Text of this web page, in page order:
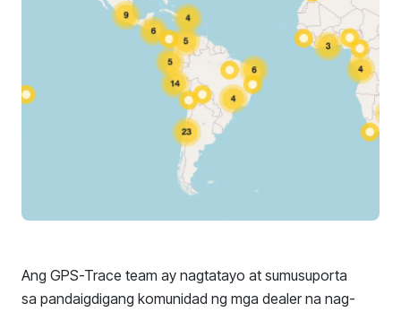
Ang GPS-Trace team ay nagtatayo at sumusuporta
sa pandaigdigang komunidad ng mga dealer na nag-